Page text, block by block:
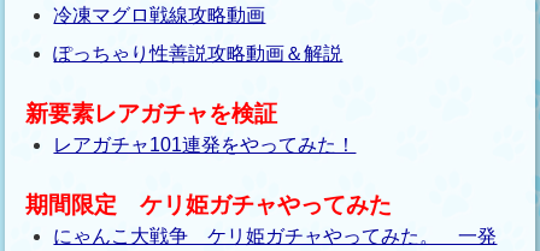
冷凍マグロ戦線攻略動画
ぽっちゃり性善説攻略動画＆解説
新要素レアガチャを検証
レアガチャ101連発をやってみた！
期間限定 ケリ姫ガチャやってみた
にゃんこ大戦争 ケリ姫ガチャやってみた。 一発